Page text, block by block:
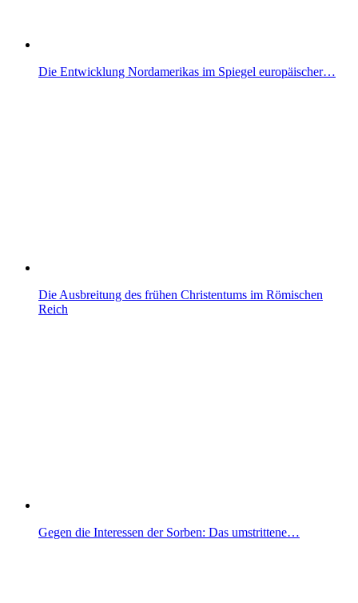
Die Entwicklung Nordamerikas im Spiegel europäischer…
Die Ausbreitung des frühen Christentums im Römischen
Reich
Gegen die Interessen der Sorben: Das umstrittene…